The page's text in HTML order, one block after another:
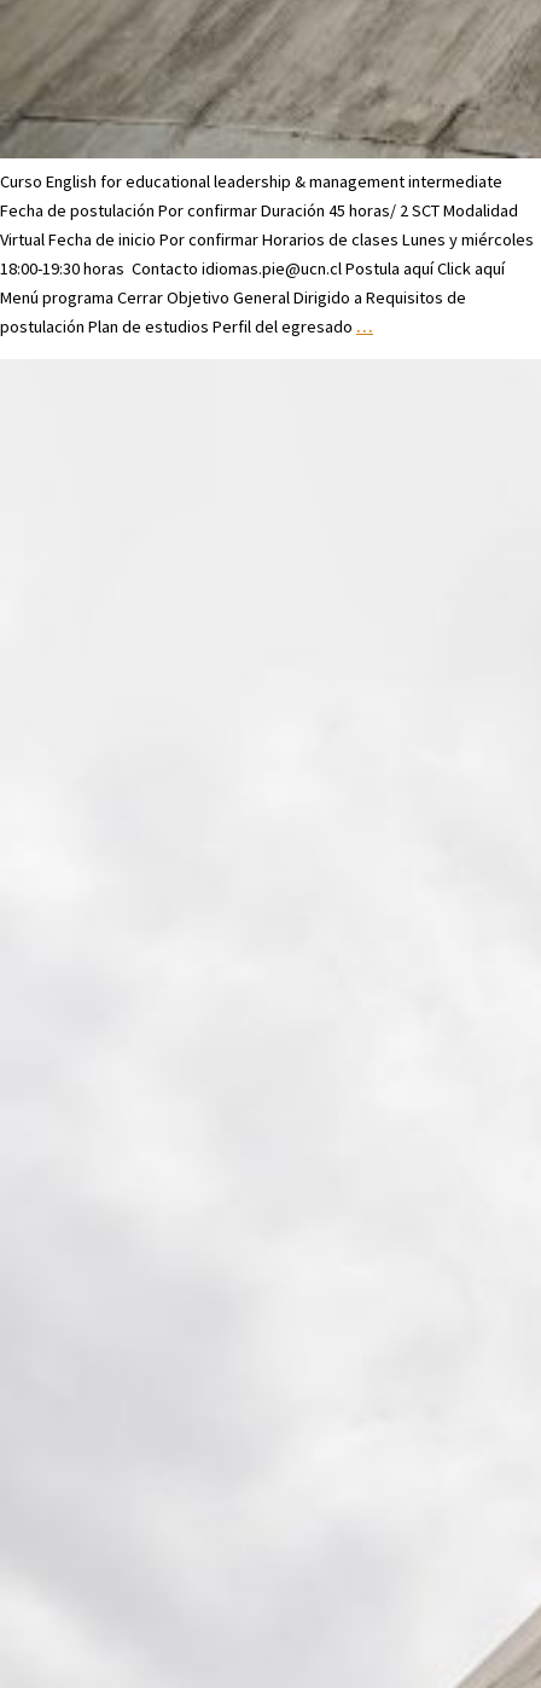
Curso English for educational leadership & management intermediate
Fecha de postulación Por confirmar Duración 45 horas/ 2 SCT Modalidad
Virtual Fecha de inicio Por confirmar Horarios de clases Lunes y miércoles
18:00-19:30 horas Contacto idiomas.pie@ucn.cl Postula aquí Click aquí
Menú programa Cerrar Objetivo General Dirigido a Requisitos de
postulación Plan de estudios Perfil del egresado …